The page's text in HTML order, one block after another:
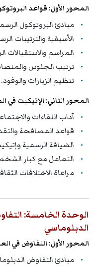
المحور الأول: قواعد
مبادئ البروتوكول
الأسبقية والترتيبات
المراسم والاستقبالات
ترتيب الجلوس
تنظيم الزيارات والوفود.
المحور الثاني: الإتيكيت في
آداب اللقاءات
قواعد المصافحة
الضيافة الرسمية
التعامل مع كبار
مراعاة الاختلافات
الوحدة الخامسة:
الدبلوماسي
المحور الأول: التفاوض في
مبادئ التفاوض